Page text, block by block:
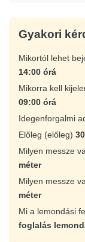
bakeries, ice
islands leave from
Line. Turning left
passed that is
crystal clear. In
waters edge. A
sunset, and the
enjoyed Zadar
recommend it as a
Gyakori
Mikortól lehet
14:00 órá
Mikorra kell
09:00 órá
Idegenforgalmi
Előleg (előleg)
Milyen messze
méter
Milyen messze
méter
Mi a lemondási
foglalás